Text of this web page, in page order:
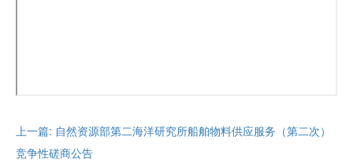
上一篇: 自然资源部第二海洋研究所船舶物料供应服务（第二次）
竞争性磋商公告